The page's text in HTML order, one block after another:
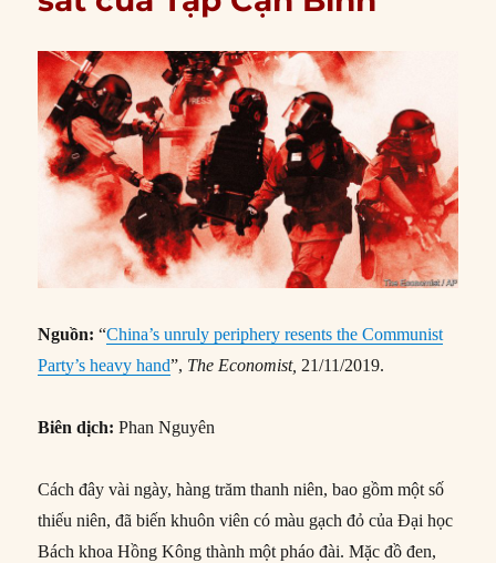
Nguồn:“China’s unruly periphery resents the Communist
Party’s heavy hand”, The Economist, 21/11/2019.
Biên dịch:Phan Nguyên
Cách đây vài ngày, hàng trăm thanh niên, bao gồm một số
thiếu niên, đã biến khuôn viên có màu gạch đỏ của Đại học
Bách khoa Hồng Kông thành một pháo đài. Mặc đồ đen,